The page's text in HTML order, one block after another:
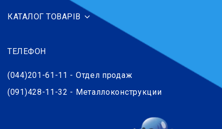
КАТАЛОГ ТОВАРІВ
ТЕЛЕФОН
(044)201-61-11 - Отдел продаж
(091)428-11-32 - Металлоконструкции